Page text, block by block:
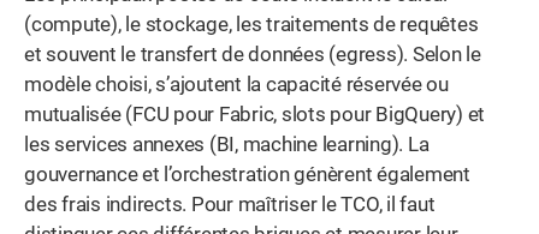
(compute), le stockage, les traitements de requêtes
et souvent le transfert de données (egress). Selon le
modèle choisi, s’ajoutent la capacité réservée ou
mutualisée (FCU pour Fabric, slots pour BigQuery) et
les services annexes (BI, machine learning). La
gouvernance et l’orchestration génèrent également
des frais indirects. Pour maîtriser le TCO, il faut